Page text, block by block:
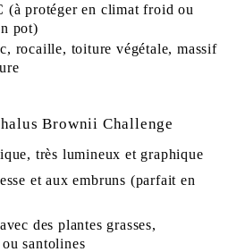
(à protéger en climat froid ou
pot)
rocaille, toiture végétale, massif
Brownii Challenge
très lumineux et graphique
et aux embruns (parfait en
des plantes grasses,
santolines